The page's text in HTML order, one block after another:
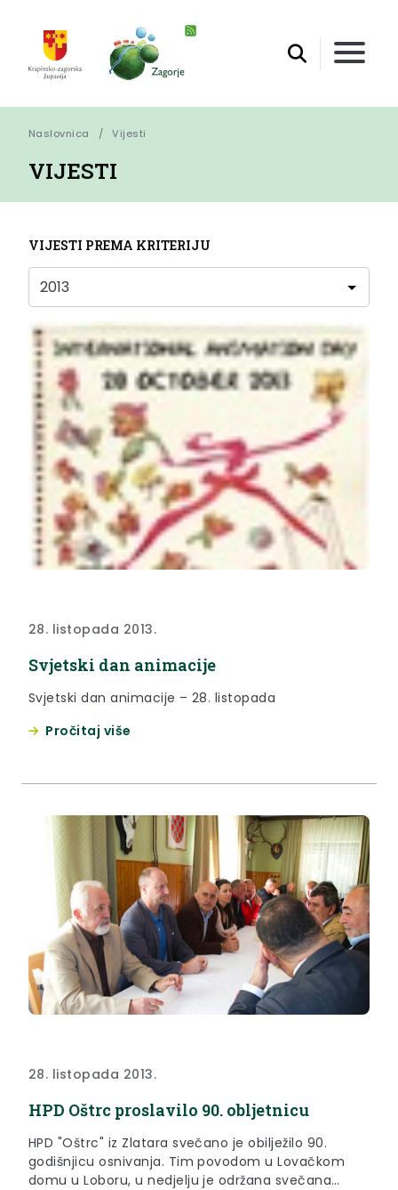
Naslovnica Vijesti
VIJESTI
VIJESTI PREMA KRITERIJU
28. listopada 2013.
Svjetski dan animacije
Svjetski dan animacije – 28. listopada
Pročitaj više
28. listopada 2013.
HPD Oštrc proslavilo 90. obljetnicu
HPD "Oštrc" iz Zlatara svečano je obilježilo 90.
godišnjicu osnivanja. Tim povodom u Lovačkom
domu u Loboru, u nedjelju je održana svečana